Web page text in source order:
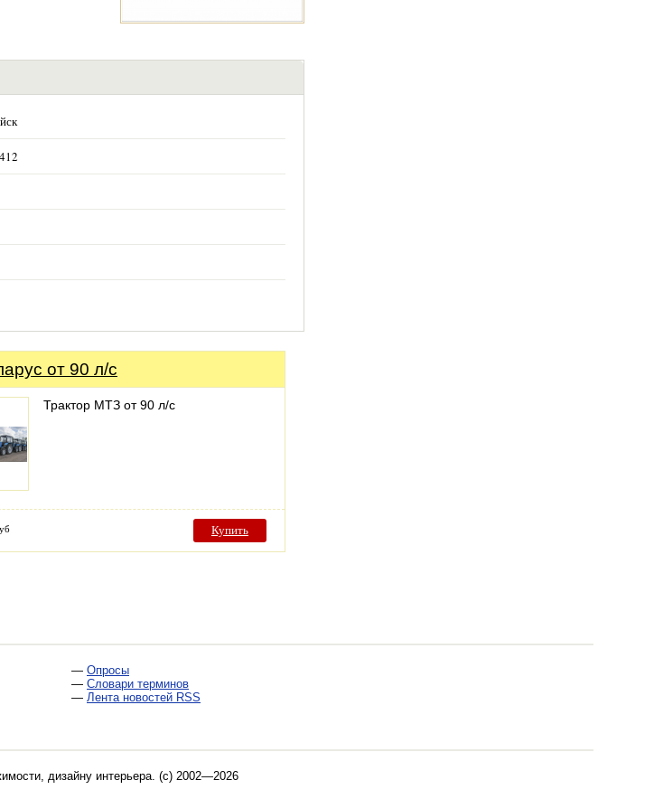
от 90 л/с
Трактор МТЗ от 90 л/с
Купить
— Опросы
— Словари терминов
— Лента новостей RSS
дизайну интерьера. (c) 2002—2026